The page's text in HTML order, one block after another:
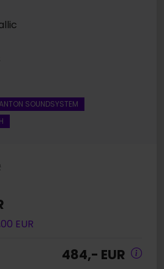
SOUNDSYSTEM
EUR
484,- EUR